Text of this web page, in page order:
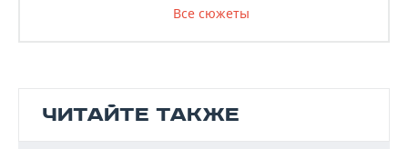
Все сюжеты
ЧИТАЙТЕ ТАКЖЕ